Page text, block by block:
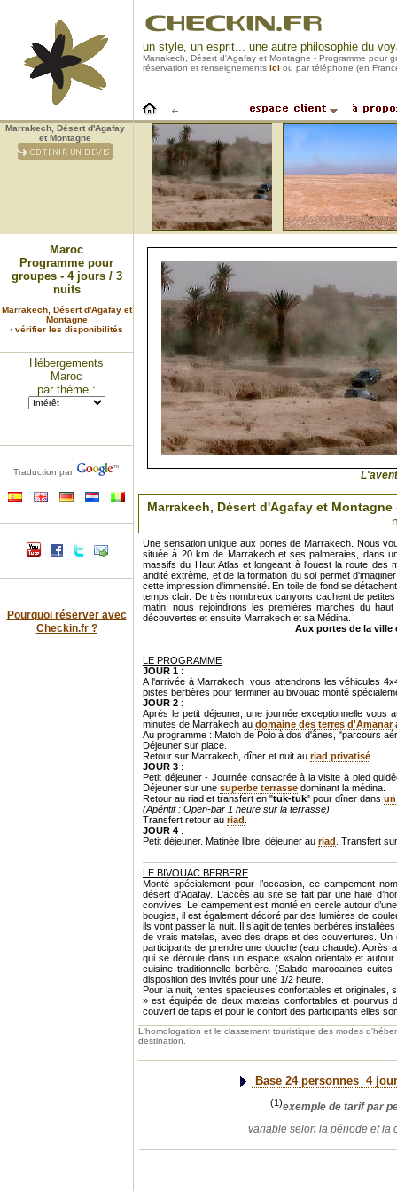
un style, un esprit... une autre philosophie du
Marrakech, Désert d'Agafay et Montagne - Programme pour
réservation et renseignements ici ou par téléphone (en
Marrakech, Désert d'Agafay
et Montagne
Maroc
Programme pour
groupes - 4 jours / 3
nuits
Marrakech, Désert d'Agafay et
Montagne
› vérifier les disponibilités
Hébergements
Maroc
par thème :
Traduction par
Pourquoi réserver avec
Checkin.fr ?
Marrakech, Désert d'Agafay et Montagne
Une sensation unique aux portes de Marrakech. Nous
située à 20 km de Marrakech et ses palmeraies, dans
massifs du Haut Atlas et longeant à l'ouest la route des
aridité extrême, et de la formation du sol permet
cette impression d'immensité. En toile de fond se
temps clair. De très nombreux canyons cachent de
matin, nous rejoindrons les premières marches du haut
découvertes et ensuite Marrakech et sa Médina.
Aux portes de la ville
LE PROGRAMME
JOUR 1 :
A l'arrivée à Marrakech, vous attendrons les véhicules
pistes berbères pour terminer au bivouac monté
JOUR 2 :
Après le petit déjeuner, une journée exceptionnelle vous
minutes de Marrakech au domaine des terres d'Amanar
Au programme : Match de Polo à dos d'ânes, "parcours
Déjeuner sur place.
Retour sur Marrakech, dîner et nuit au riad privatisé
JOUR 3 :
Petit déjeuner - Journée consacrée à la visite à pied
Déjeuner sur une superbe terrasse dominant la médina.
Retour au riad et transfert en "tuk-tuk" pour dîner dans
(Apéritif : Open-bar 1 heure sur la terrasse)
Transfert retour au riad
JOUR 4 :
Petit déjeuner. Matinée libre, déjeuner au riad . Transfert
LE BIVOUAC BERBERE
Monté spécialement pour l’occasion, ce campement
désert d'Agafay. L’accès au site se fait par une haie
convives. Le campement est monté en cercle autour
bougies, il est également décoré par des lumières de
ils vont passer la nuit. Il s’agit de tentes berbères
de vrais matelas, avec des draps et des couvertures.
participants de prendre une douche (eau chaude). Après
qui se déroule dans un espace «salon oriental» et
cuisine traditionnelle berbère. (Salade marocaines
disposition des invités pour une 1/2 heure.
Pour la nuit, tentes spacieuses confortables et originales,
» est équipée de deux matelas confortables et
couvert de tapis et pour le confort des participants elles
L'homologation et le classement touristique des modes
destination.
Base 24 personnes 4
(1)exemple de tarif par
variable selon la période et la